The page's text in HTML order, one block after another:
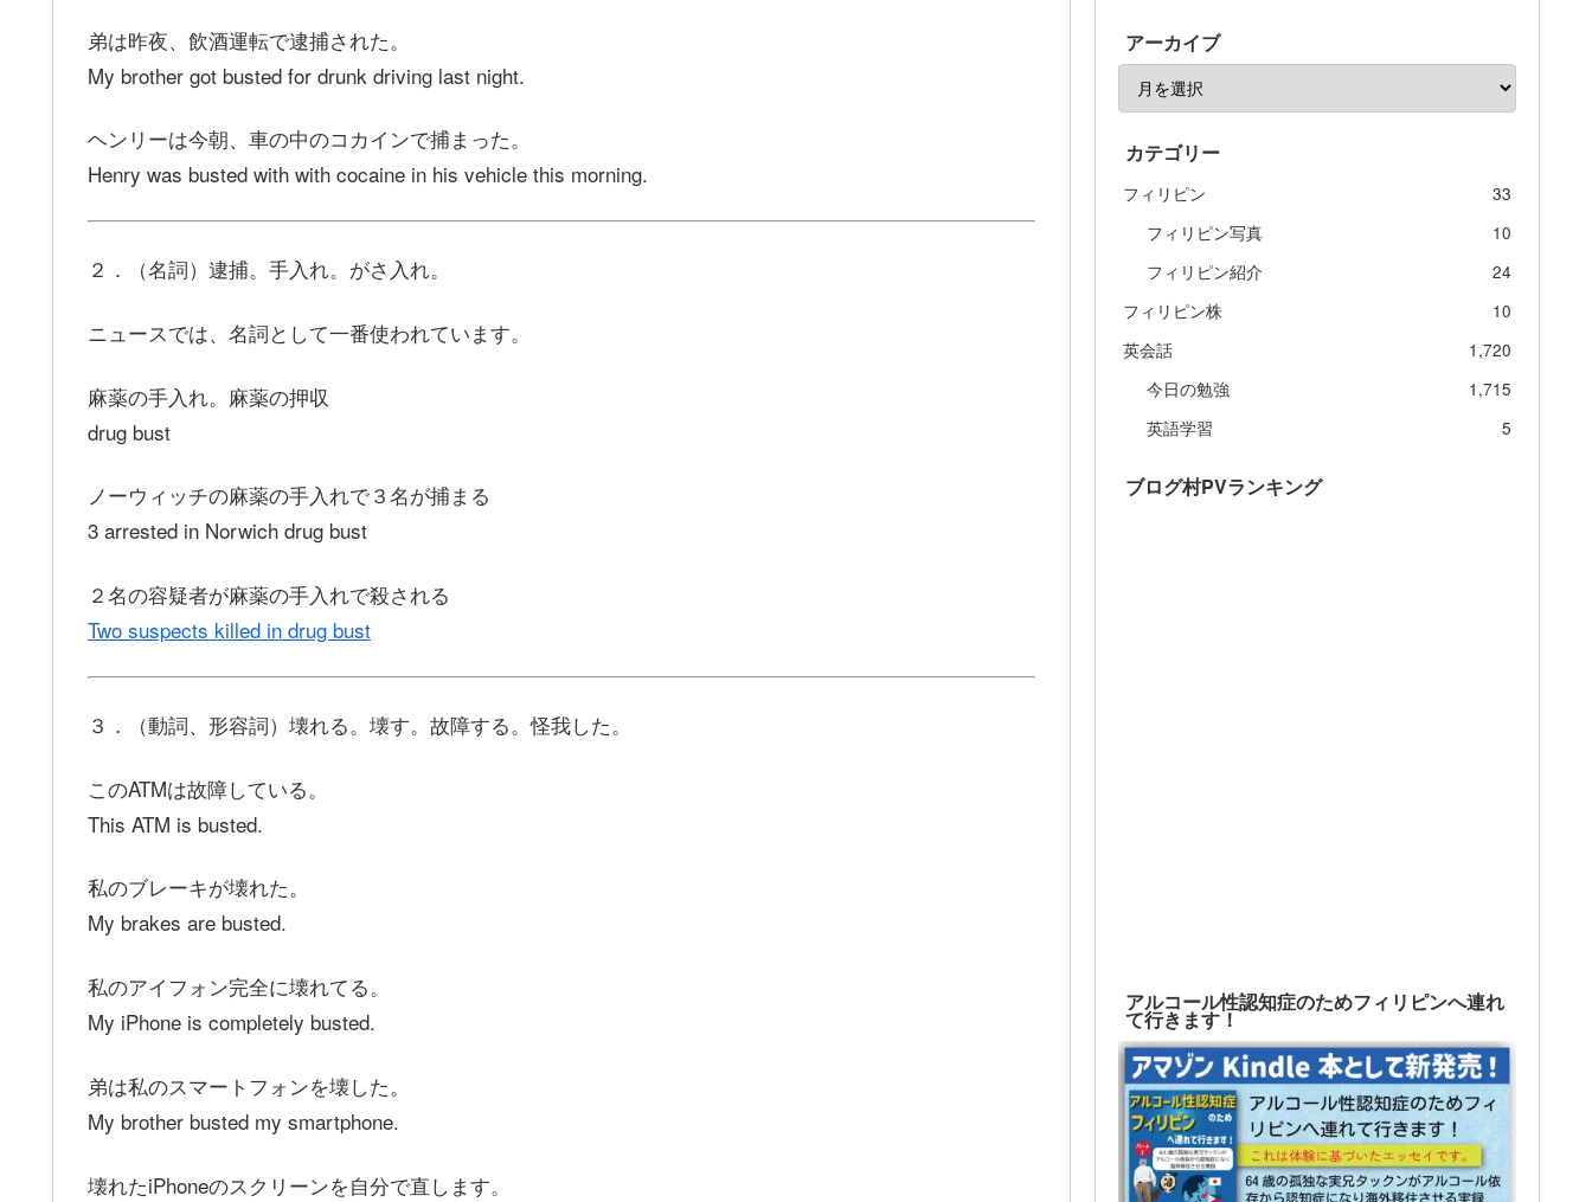
弟は昨夜、飲酒運転で逮捕された。
My brother got busted for drunk driving last night.
ヘンリーは今朝、車の中のコカインで捕まった。
Henry was busted with with cocaine in his vehicle this morning.
２．（名詞）逮捕。手入れ。がさ入れ。
ニュースでは、名詞として一番使われています。
麻薬の手入れ。麻薬の押収
drug bust
ノーウィッチの麻薬の手入れで３名が捕まる
3 arrested in Norwich drug bust
２名の容疑者が麻薬の手入れで殺される
Two suspects killed in drug bust
３．（動詞、形容詞）壊れる。壊す。故障する。怪我した。
このATMは故障している。
This ATM is busted.
私のブレーキが壊れた。
My brakes are busted.
私のアイフォン完全に壊れてる。
My iPhone is completely busted.
弟は私のスマートフォンを壊した。
My brother busted my smartphone.
壊れたiPhoneのスクリーンを自分で直します。
アーカイブ
カテゴリー
フィリピン
33
フィリピン写真
10
フィリピン紹介
24
フィリピン株
10
英会話
1,720
今日の勉強
1,715
英語学習
5
ブログ村PVランキング
アルコール性認知症のためフィリピンへ連れ
て行きます！